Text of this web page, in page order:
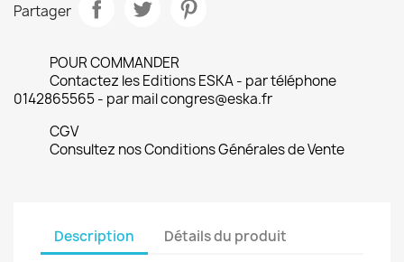
Partager
POUR COMMANDER
Contactez les Editions ESKA - par téléphone
0142865565 - par mail congres@eska.fr
CGV
Consultez nos Conditions Générales de Vente
Description Détails du produit